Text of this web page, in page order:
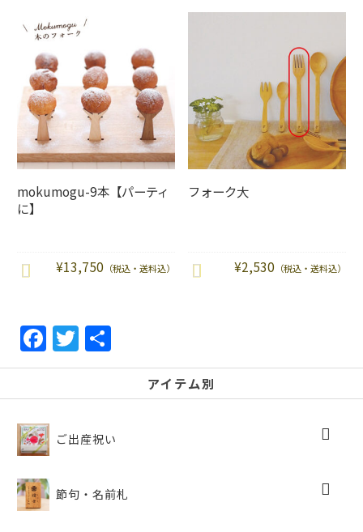
mokumogu-9本【パーティ
に】
¥13,750（税込・送料込）
フォーク大
¥2,530（税込・送料込）
F
a
c
e
b
o
o
k
T
w
itt
有
アイテム別
ご出産祝い
節句・名前札